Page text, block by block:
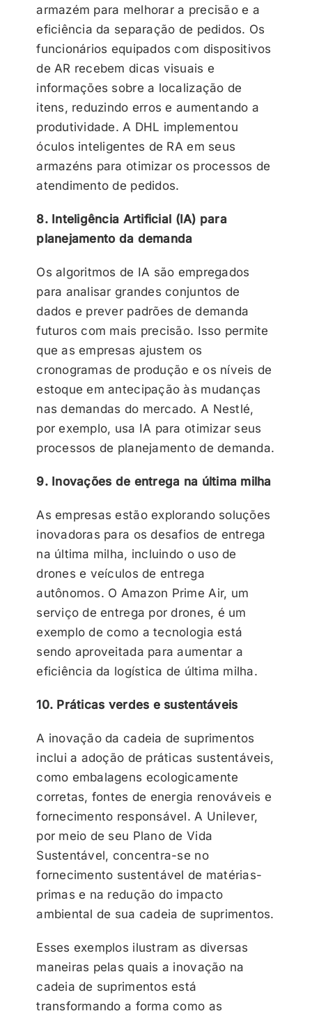
armazém para melhorar a precisão e a
eficiência da separação de pedidos. Os
funcionários equipados com dispositivos
de AR recebem dicas visuais e
informações sobre a localização de
itens, reduzindo erros e aumentando a
produtividade. A DHL implementou
óculos inteligentes de RA em seus
armazéns para otimizar os processos de
atendimento de pedidos.
8. Inteligência Artificial (IA) para
planejamento da demanda
Os algoritmos de IA são empregados
para analisar grandes conjuntos de
dados e prever padrões de demanda
futuros com mais precisão. Isso permite
que as empresas ajustem os
cronogramas de produção e os níveis de
estoque em antecipação às mudanças
nas demandas do mercado. A Nestlé,
por exemplo, usa IA para otimizar seus
processos de planejamento de demanda.
9. Inovações de entrega na última milha
As empresas estão explorando soluções
inovadoras para os desafios de entrega
na última milha, incluindo o uso de
drones e veículos de entrega
autônomos. O Amazon Prime Air, um
serviço de entrega por drones, é um
exemplo de como a tecnologia está
sendo aproveitada para aumentar a
eficiência da logística de última milha.
10. Práticas verdes e sustentáveis
A inovação da cadeia de suprimentos
inclui a adoção de práticas sustentáveis,
como embalagens ecologicamente
corretas, fontes de energia renováveis e
fornecimento responsável. A Unilever,
por meio de seu Plano de Vida
Sustentável, concentra-se no
fornecimento sustentável de matérias-
primas e na redução do impacto
ambiental de sua cadeia de suprimentos.
Esses exemplos ilustram as diversas
maneiras pelas quais a inovação na
cadeia de suprimentos está
transformando a forma como as